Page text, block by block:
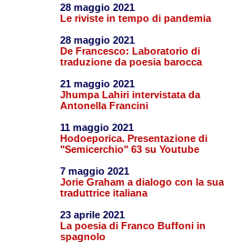
28 maggio 2021
Le riviste in tempo di pandemia
28 maggio 2021
De Francesco: Laboratorio di
traduzione da poesia barocca
21 maggio 2021
Jhumpa Lahiri intervistata da
Antonella Francini
11 maggio 2021
Hodoeporica. Presentazione di
"Semicerchio" 63 su Youtube
7 maggio 2021
Jorie Graham a dialogo con la sua
traduttrice italiana
23 aprile 2021
La poesia di Franco Buffoni in
spagnolo